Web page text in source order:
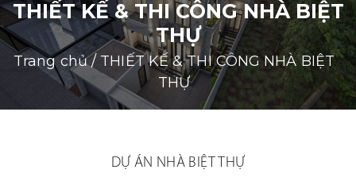
F&B-RESTAURANT-COFFEE
THIẾT KẾ & THI CÔNG NHÀ BIỆT
THỰ
Trang chủ/ THIẾT KẾ & THI CÔNG NHÀ BIỆT
THỰ
DỰ ÁN NHÀ BIỆT THỰ